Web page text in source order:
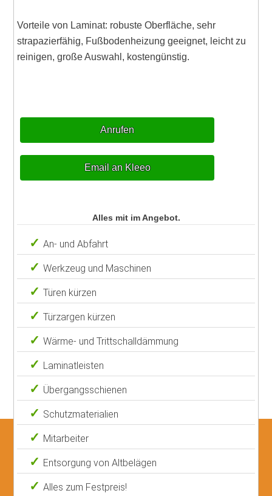
Vorteile von Laminat: robuste Oberfläche, sehr
strapazierfähig, Fußbodenheizung geeignet, leicht zu
reinigen, große Auswahl, kostengünstig.
Anrufen
Email an Kleeo
Alles mit im Angebot.
An- und Abfahrt
Werkzeug und Maschinen
Türen kürzen
Türzargen kürzen
Wärme- und Trittschalldämmung
Laminatleisten
Übergangsschienen
Schutzmaterialien
Mitarbeiter
Entsorgung von Altbelägen
Alles zum Festpreis!